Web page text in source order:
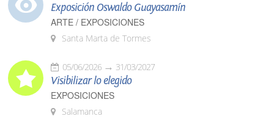
Exposición Oswaldo Guayasamín
ARTE / EXPOSICIONES
Santa Marta de Tormes
05/06/2026 31/03/2027
Visibilizar lo elegido
EXPOSICIONES
Salamanca